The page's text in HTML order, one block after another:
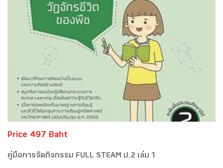
Price 497 Baht
คู่มือการจัดกิจกรรม FULL STEAM ป.2 เล่ม 1